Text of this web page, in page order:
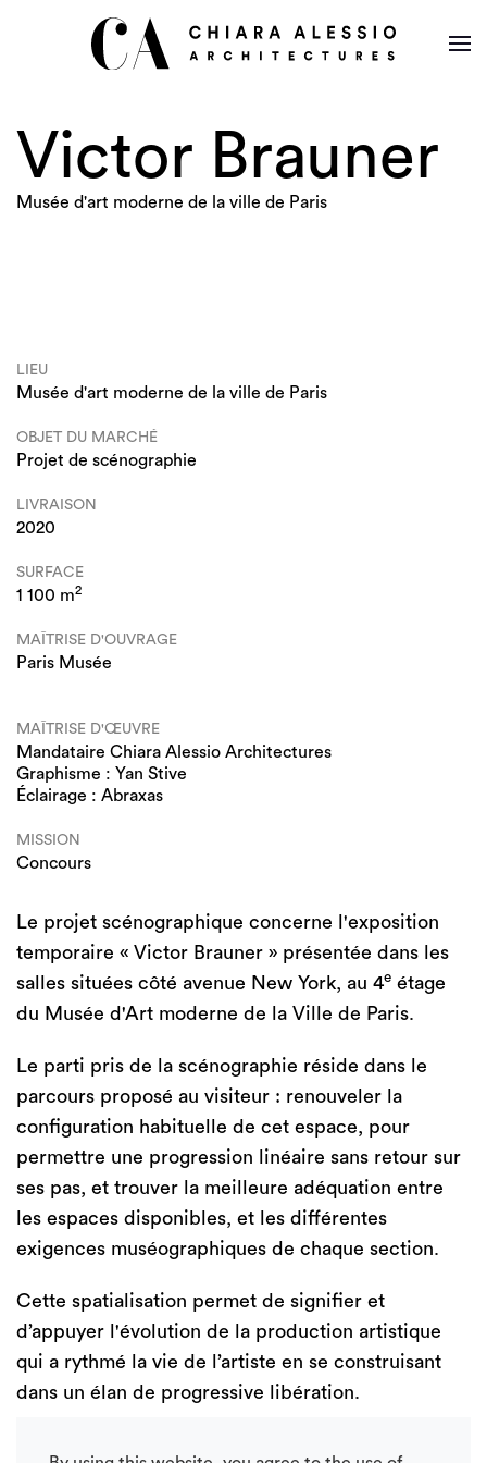
Victor Brauner
Musée d'art moderne de la ville de Paris
LIEU
Musée d'art moderne de la ville de Paris
OBJET DU MARCHÉ
Projet de scénographie
LIVRAISON
2020
SURFACE
1 100 m2
MAÎTRISE D'OUVRAGE
Paris Musée
MAÎTRISE D'ŒUVRE
Mandataire Chiara Alessio Architectures
Graphisme : Yan Stive
Éclairage : Abraxas
MISSION
Concours
Le projet scénographique concerne l'exposition
temporaire « Victor Brauner » présentée dans les
salles situées côté avenue New York, au 4e étage
du Musée d'Art moderne de la Ville de Paris.
Le parti pris de la scénographie réside dans le
parcours proposé au visiteur : renouveler la
configuration habituelle de cet espace, pour
permettre une progression linéaire sans retour sur
ses pas, et trouver la meilleure adéquation entre
les espaces disponibles, et les différentes
exigences muséographiques de chaque section.
Cette spatialisation permet de signifier et
d’appuyer l'évolution de la production artistique
qui a rythmé la vie de l’artiste en se construisant
dans un élan de progressive libération.